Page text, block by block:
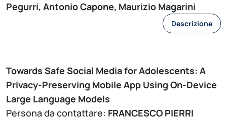
Pegurri, Antonio Capone, Maurizio Magarini
Descrizione
Towards Safe Social Media for Adolescents: A
Privacy-Preserving Mobile App Using On-Device
Large Language Models
Persona da contattare: FRANCESCO PIERRI